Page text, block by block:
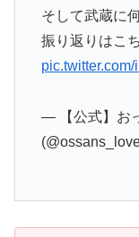
そして武蔵に
振り返りはこ
— 【公式】お